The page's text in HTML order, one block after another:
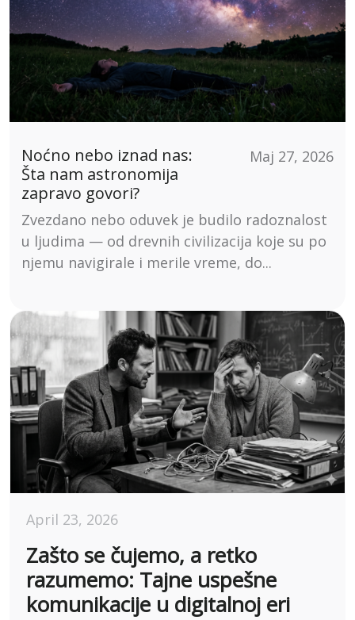
Noćno nebo iznad nas:
Šta nam astronomija
zapravo govori?
Maj 27, 2026
Zvezdano nebo oduvek je budilo radoznalost
u ljudima — od drevnih civilizacija koje su po
njemu navigirale i merile vreme, do...
April 23, 2026
Zašto se čujemo, a retko
razumemo: Tajne uspešne
komunikacije u digitalnoj eri